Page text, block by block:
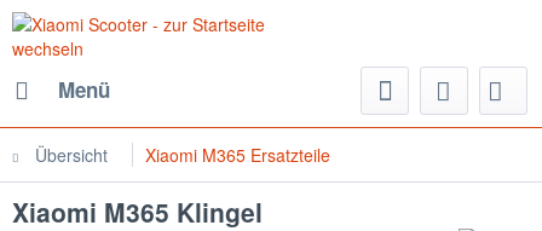
Menü
Übersicht Xiaomi M365 Ersatzteile
Xiaomi M365 Klingel